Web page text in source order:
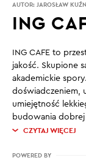
AUTOR: JAROSŁAW
ING
ING CAFE to
jakość. Skupione
akademickie
doświadczeniem,
umiejętność
budowania
CZYTAJ WIĘCEJ
POWERED BY